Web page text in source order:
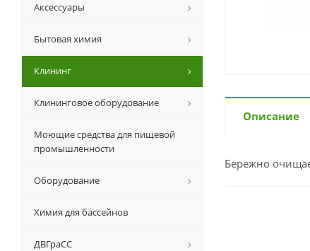
Описание
Бережно
Аксессуары
Бытовая химия
Клининг
Клининговое оборудование
Моющие средства для пищевой
промышленности
Оборудование
Химия для бассейнов
ДВГраСС